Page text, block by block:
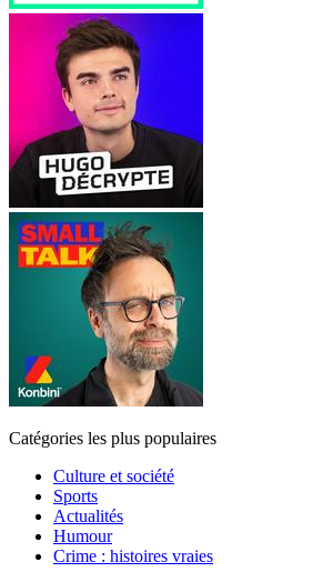
Catégories les plus populaires
Culture et société
Sports
Actualités
Humour
Crime : histoires vraies